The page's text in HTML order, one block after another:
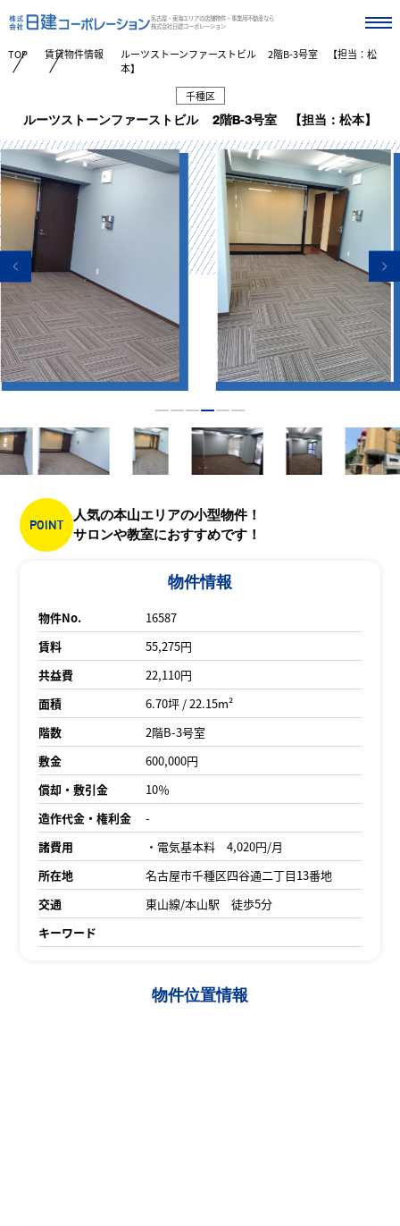
名古屋・東海エリアの店舗物件・事業用不動産なら
株式会社日建コーポレーション
TOP 賃貸物件情報
ルーツストーンファーストビル 2階B-3号室 【担当：松
本】
千種区
ルーツストーンファーストビル 2階B-3号室 【担当：松本】
POINT
人気の本山エリアの小型物件！
サロンや教室におすすめです！
物件情報
物件No.
16587
賃料
55,275円
共益費
22,110円
面積
6.70坪 / 22.15m²
階数
2階B-3号室
敷金
600,000円
償却・敷引金
10％
造作代金・権利金
-
諸費用
・電気基本料 4,020円/月
所在地
名古屋市千種区四谷通二丁目13番地
交通
東山線/本山駅 徒歩5分
キーワード
物件位置情報